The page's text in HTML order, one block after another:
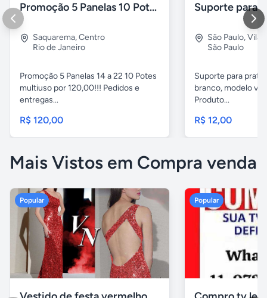
Promoção 5 Panelas 10 Potes Multiuso
Saquarema,Centro
Rio de Janeiro
Promoção 5 Panelas 14 a 22 10 Potes
multiuso por 120,00!!! Pedidos e
entregas...
R$ 120,00
São Paulo,Vila
São Paulo
Suporte para
branco, modelo
Produto...
R$ 12,00
Mais Vistos em Compra venda
Popular Popular